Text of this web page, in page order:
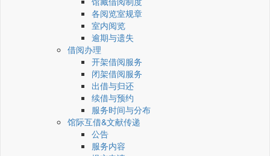
各阅览室规章
室内阅览
逾期与遗失
借阅办理
开架借阅服务
闭架借阅服务
出借与归还
续借与预约
服务时间与分布
馆际互借&文献传递
公告
服务内容